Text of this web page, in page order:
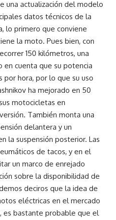
una actualización del modelo
datos técnicos de la
lo primero que conviene
la moto. Pues bien, con
150 kilómetros, una
cuenta que su potencia
por hora, por lo que su uso
ha mejorado en 50
motocicletas en
También monta una
delantera y un
la suspensión posterior. Las
de tacos, y en el
un marco de enrejado
sobre la disponibilidad de
deciros que la idea de
eléctricas en el mercado
es bastante probable que el